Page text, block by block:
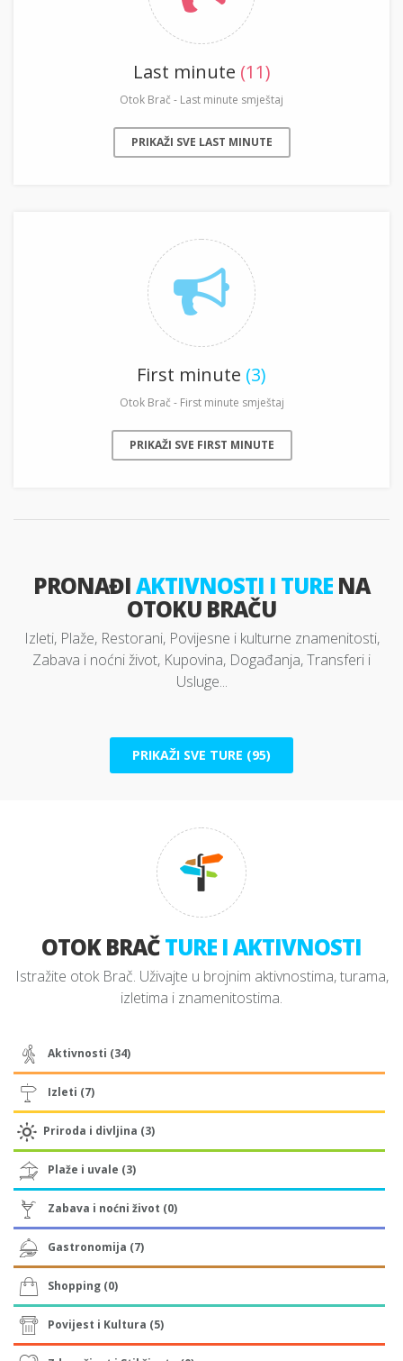
Last minute (11)
Otok Brač - Last minute smještaj
PRIKAŽI SVE LAST MINUTE
First minute (3)
Otok Brač - First minute smještaj
PRIKAŽI SVE FIRST MINUTE
PRONAĐIAKTIVNOSTI I TURE NA
OTOKU BRAČU
Izleti, Plaže, Restorani, Povijesne i kulturne znamenitosti,
Zabava i noćni život, Kupovina, Događanja, Transferi i
Usluge...
PRIKAŽI SVE TURE (95)
OTOK BRAČTURE I AKTIVNOSTI
Istražite otok Brač. Uživajte u brojnim aktivnostima, turama,
izletima i znamenitostima.
Aktivnosti (34)
Izleti (7)
Priroda i divljina (3)
Plaže i uvale (3)
Zabava i noćni život (0)
Gastronomija (7)
Shopping (0)
Povijest i Kultura (5)